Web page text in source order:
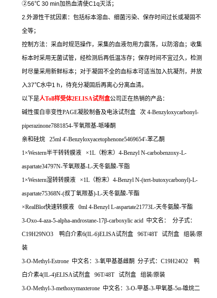
②56℃ 30 min加热血清使C1q灭活；
2.外源性干扰因素：包括标本溶血、细菌污染、保存时间过长或凝固不
全等；
控制方法：采血时规范操作，采集的血液勿用力震荡，以防溶血；收集
标本时采用无菌试管，经检测后再低温冻存；保存时间不宜过久，检测
时尽量采用新鲜标本；对于凝固不全的血标本可适当加入抗凝剂，并放
入37℃水中1 h ，待充分凝固后再离心分离血清。
以下是人Toll样受体2ELISA试剂盒公司正在热销的产品：
碱性蛋白非变性PAGE凝胶制备及电泳试剂盒 次 4-Benzyloxycarbonyl-
piperazinone7881854-苄氧羰基-哌嗪酮
亲和硅烷 25ml 4'-Benzyloxyacetophenone5469654'-苯乙酮
1×Western半干转转膜液 ×1L （粉末） 4-Benzyl N-carbobenzoxy-L-
aspartate34797N-苄氧羰基-L-天冬氨酸-苄脂
1×Western湿转转膜液 ×1L （粉末） 4-Benzyl N-(tert-butoxycarbonyl)-L-
aspartate75368N-(叔丁氧羰基)-L-天冬氨酸-苄酯
×RealBlot快速转膜液 0ml 4-Benzyl L-aspartate21773L-天冬氨酸-苄酯
3-Oxo-4-aza-5-alpha-androstane-17β-carboxylic acid 中文名：
分子式：
C19H29NO3 鸭白介素6(IL-6)ELISA试剂盒 96T/48T 试剂盒 组装/原
装
3-O-Methyl-Estrone 中文名： 3-氧甲基基雌酮 分子式： C19H24O2 鸭
白介素4(IL-4)ELISA试剂盒 96T/48T 试剂盒 组装/原装
3-O-Methyl-3-methoxymaxterone 中文名： 3-O-甲基-3-甲氧基-5α-雄烷二